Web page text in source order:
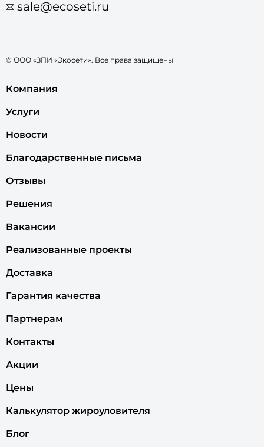
sale@ecoseti.ru
© ООО «ЗПИ «Экосети». Все права защищены
Компания
Услуги
Новости
Благодарственные письма
Отзывы
Решения
Вакансии
Реализованные проекты
Доставка
Гарантия качества
Партнерам
Контакты
Акции
Цены
Калькулятор жироуловителя
Блог